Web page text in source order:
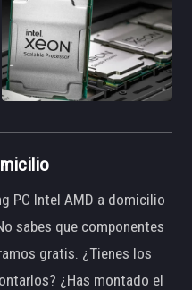
PC Intel AMD a domicilio
sabes que componentes
gratis. ¿Tienes los
¿Has montado el